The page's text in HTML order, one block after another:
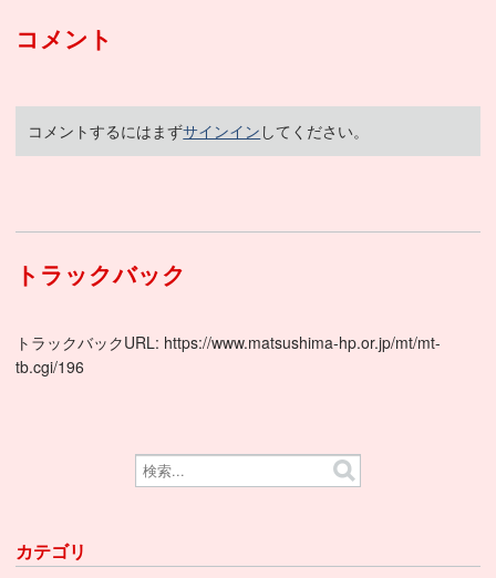
コメント
コメントするにはまずサインイン してください。
トラックバック
トラックバックURL: https://www.matsushima-hp.or.jp/mt/mt-
tb.cgi/196
カテゴリ